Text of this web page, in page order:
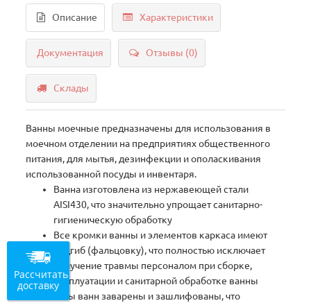
Описание Характеристики
Документация Отзывы (0)
Склады
Ванны моечные предназначены для использования в
моечном отделении на предприятиях общественного
питания, для мытья, дезинфекции и ополаскивания
использованной посуды и инвентаря.
Ванна изготовлена из нержавеющей стали
AISI430, что значительно упрощает санитарно-
гигиеническую обработку
Все кромки ванны и элементов каркаса имеют
подгиб (фальцовку), что полностью исключает
получение травмы персоналом при сборке,
эксплуатации и санитарной обработке ванны
Углы ванн заварены и зашлифованы, что
Рассчитать
доставку